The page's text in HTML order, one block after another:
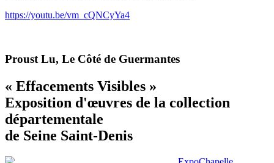
https://youtu.be/vm_cQNCyYa4
Proust Lu, Le Côté de Guermantes
« Effacements Visibles »
Exposition d'œuvres de la collection
départementale
de Seine Saint-Denis